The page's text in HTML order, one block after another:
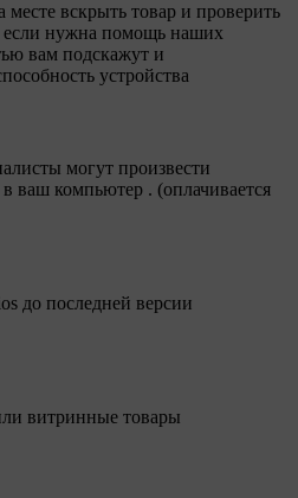
вскрыть товар и проверить
если нужна помощь наших
вам подскажут и
устройства
могут произвести
ваш компьютер . (оплачивается
до последней версии
витринные товары